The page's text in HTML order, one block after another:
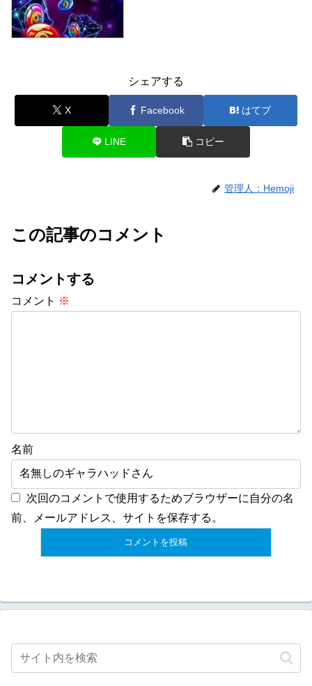
シェアする
X Facebook はてブ
LINE コピー
管理人：Hemoji
この記事のコメント
コメントする
コメント ※
名前
次回のコメントで使用するためブラウザーに自分の名
前、メールアドレス、サイトを保存する。